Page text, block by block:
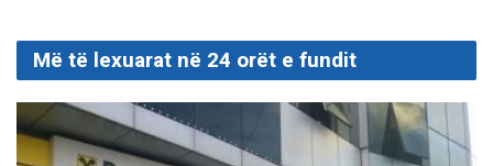
Më të lexuarat në 24 orët e fundit